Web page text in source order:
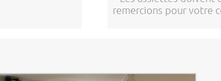
remercions pour votre